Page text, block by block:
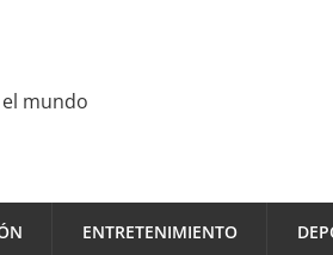
mundo
ENTRETENIMIENTO